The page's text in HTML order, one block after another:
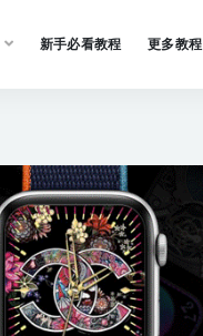
新手必看教程 更多教程